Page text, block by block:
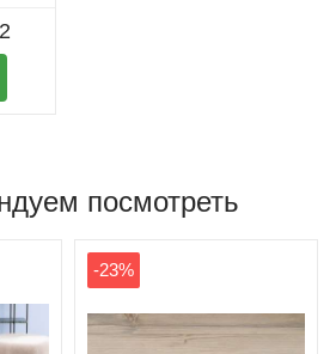
посмотреть
-23%